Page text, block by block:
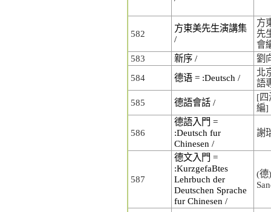
582
方東美先生演講集
/
方
先
會
583
新序 /
劉
584
德语 = :Deutsch /
北
語
585
德語會話 /
[四
編]
586
德語入門 =
:Deutsch fur
Chinesen /
謝
587
德文入門 =
:KurzgefaBtes
Lehrbuch der
Deutschen Sprache
fur Chinesen /
(德